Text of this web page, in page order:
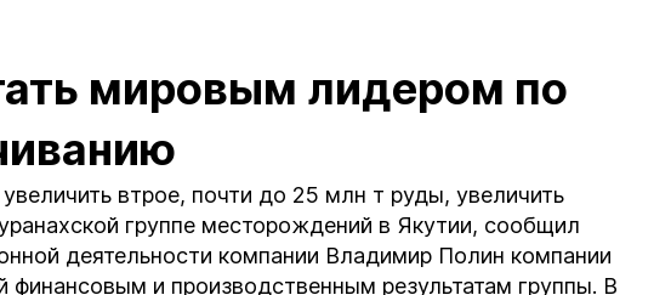
мировым лидером по
втрое, почти до 25 млн т руды, увеличить
группе месторождений в Якутии, сообщил
деятельности компании Владимир Полин компании
финансовым и производственным результатам группы. В